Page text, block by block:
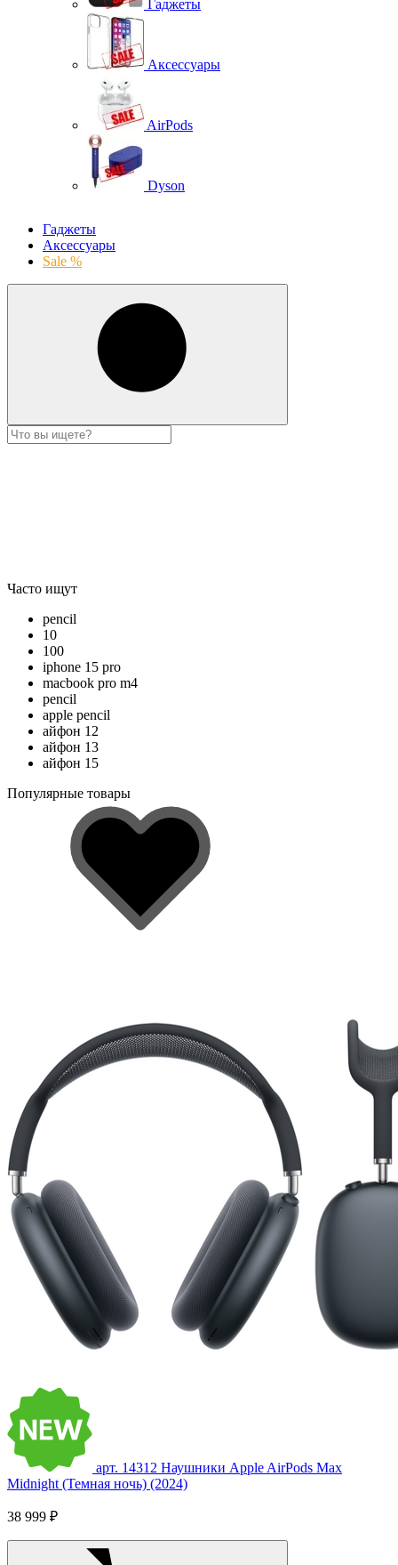
Гаджеты
Аксессуары
AirPods
Dyson
Гаджеты
Аксессуары
Sale %
Часто ищут
pencil
10
100
iphone 15 pro
macbook pro m4
pencil
apple pencil
айфон 12
айфон 13
айфон 15
Популярные товары
арт. 14312 Наушники Apple AirPods Max
Midnight (Темная ночь) (2024)
38 999 ₽